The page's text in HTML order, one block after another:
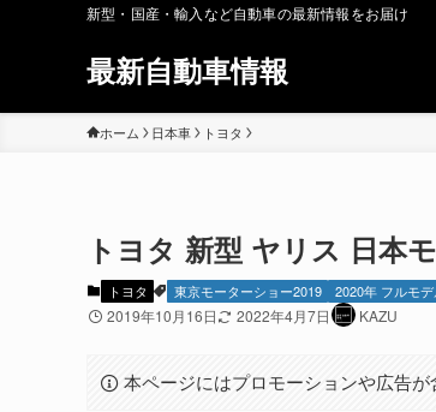
新型・国産・輸入など自動車の最新情報をお届け
最新自動車情報
ホーム 日本車 トヨタ
トヨタ 新型 ヤリス 日本
トヨタ 東京モーターショー2019 2020年 フルモ
2019年10月16日 2022年4月7日 KAZU
本ページにはプロモーションや広告が